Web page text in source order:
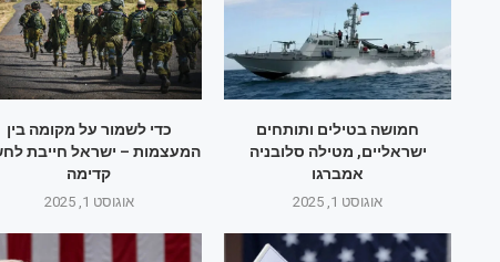
כדי לשמור על מקומה בין
המעצמות – ישראל חייבת
קדימה
אוגוסט 1, 2025
חמושה בטילים ותותחים
ישראליים, מטילה סלובניה
אמברגו
אוגוסט 1, 2025